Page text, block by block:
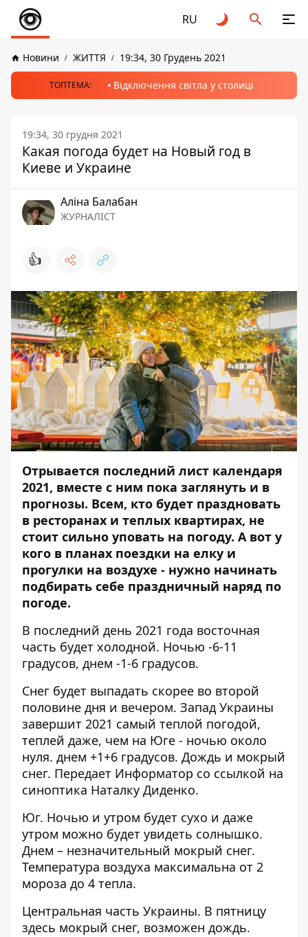
RU
Новини ЖИТТЯ 19:34, 30 Грудень 2021
ТОПТЕМА: Відключення світла у столиці
19:34, 30 грудня 2021
Какая погода будет на Новый год в
Киеве и Украине
Аліна Балабан
ЖУРНАЛІСТ
👍
Отрывается последний лист календаря
2021, вместе с ним пока заглянуть и в
прогнозы. Всем, кто будет праздновать
в ресторанах и теплых квартирах, не
стоит сильно уповать на погоду. А вот у
кого в планах поездки на елку и
прогулки на воздухе - нужно начинать
подбирать себе праздничный наряд по
погоде.
В последний день 2021 года восточная
часть будет холодной. Ночью -6-11
градусов, днем ​​-1-6 градусов.
Снег будет выпадать скорее во второй
половине дня и вечером. Запад Украины
завершит 2021 самый теплой погодой,
теплей даже, чем на Юге - ночью около
нуля. днем +1+6 градусов. Дождь и мокрый
снег. Передает Информатор со ссылкой на
синоптика Наталку Диденко.
Юг. Ночью и утром будет сухо и даже
утром можно будет увидеть солнышко.
Днем – незначительный мокрый снег.
Температура воздуха максимальна от 2
мороза до 4 тепла.
Центральная часть Украины. В пятницу
здесь мокрый снег, возможен дождь.